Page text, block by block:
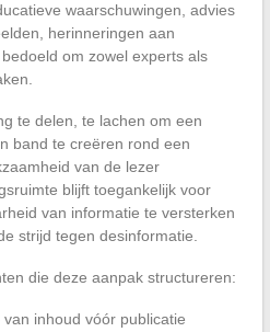
waarschuwingen, advies
herinneringen aan
om zowel experts als
te delen, te lachen om een
band te creëren rond een
van de lezer
blijft toegankelijk voor
van informatie te versterken
strijd tegen desinformatie.
die deze aanpak structureren:
van inhoud vóór publicatie